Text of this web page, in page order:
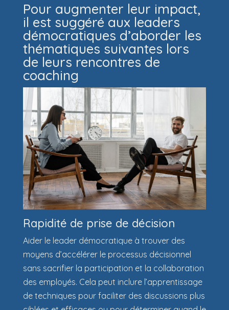
Pour augmenter leur impact,
il est suggéré aux leaders
démocratiques d’aborder les
thématiques suivantes lors
de leurs rencontres de
coaching
Rapidité de prise de décision
Aider le leader démocratique à trouver des
moyens d’accélérer le processus décisionnel
sans sacrifier la participation et la collaboration
des employés. Cela peut inclure l’apprentissage
de techniques pour faciliter des discussions plus